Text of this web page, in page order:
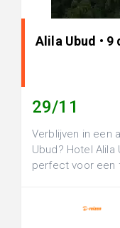
Alila Ubud •
29/11
Verblijven in een
Ubud? Hotel
perfect voor een